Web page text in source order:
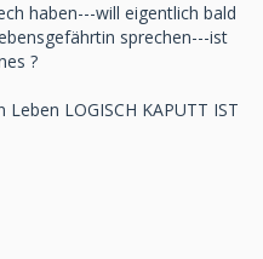
haben---will eigentlich bald
sprechen---ist
?
LOGISCH KAPUTT IST